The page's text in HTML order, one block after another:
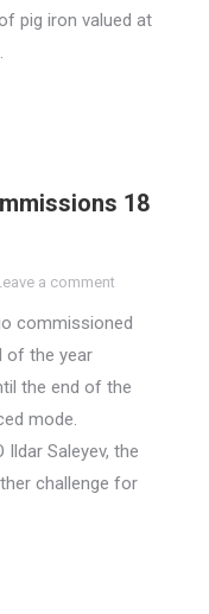
pig iron valued at
18
a comment
commissioned
of the year
the end of the
mode.
Ildar Saleyev, the
challenge for